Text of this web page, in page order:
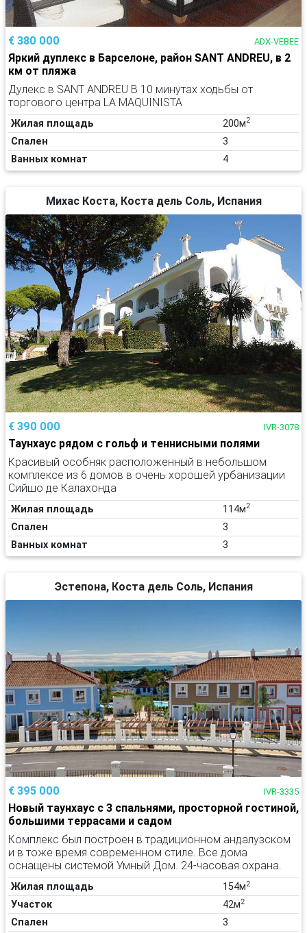
€ 380 000 ADX-VEBEE
Яркий дуплекс в Барселоне, район SANT ANDREU, в 2
км от пляжа
Дулекс в SANT ANDREU В 10 минутах ходьбы от
торгового центра LA MAQUINISTA
Жилая площадь 200м2
Спален
3
Ванных комнат
4
Михас Коста, Коста дель Соль, Испания
€ 390 000 IVR-3078
Таунхаус рядом с гольф и теннисными полями
Красивый особняк расположенный в небольшом
комплексе из 6 домов в очень хорошей урбанизации
Сийшо де Калахонда
Жилая площадь 114м2
Спален
3
Ванных комнат
3
Эстепона, Коста дель Соль, Испания
€ 395 000 IVR-3335
Новый таунхаус с 3 спальнями, просторной гостиной,
большими террасами и садом
Комплекс был построен в традиционном андалузском
и в тоже время современном стиле. Все дома
оснащены системой Умный Дом. 24-часовая охрана.
Жилая площадь 154м2
Участок 42м2
Спален
3